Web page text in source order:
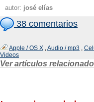
autor: josé elías
38 comentarios
Apple / OS X ,Audio / mp3 ,
Videos
Ver artículos